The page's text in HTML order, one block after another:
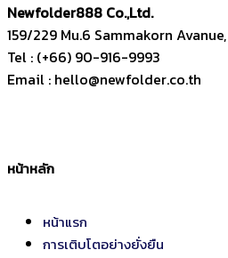
Newfolder888 Co.,Ltd.
159/229 Mu.6 Sammakorn
Tel : (+66) 90-916-9993
Email : hello@newfolder.co.th
หน้าหลัก
หน้าแรก
การเติบโตอย่างยั่งยืน